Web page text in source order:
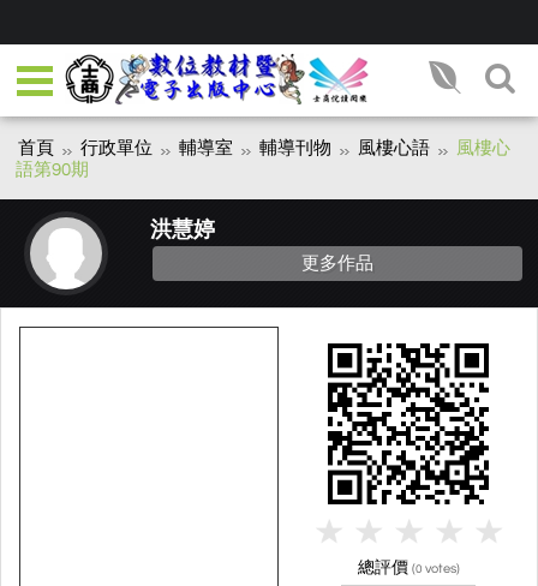
首頁 行政單位 輔導室 輔導刊物 風樓心語
風樓心
語第90期
洪慧婷
更多作品
總評價 (0 votes)